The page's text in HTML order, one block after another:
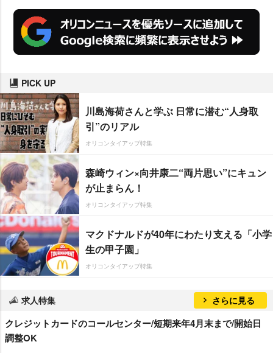
PICK UP
川島海荷さんと学ぶ 日常に潜む“人身取
引”のリアル
オリコンタイアップ特集
森崎ウィン×向井康二“両片思い”にキュン
が止まらん！
オリコンタイアップ特集
マクドナルドが40年にわたり支える「小学
生の甲子園」
オリコンタイアップ特集
求人特集 さらに見る
クレジットカードのコールセンター/短期来年4月末まで/開始日
調整OK